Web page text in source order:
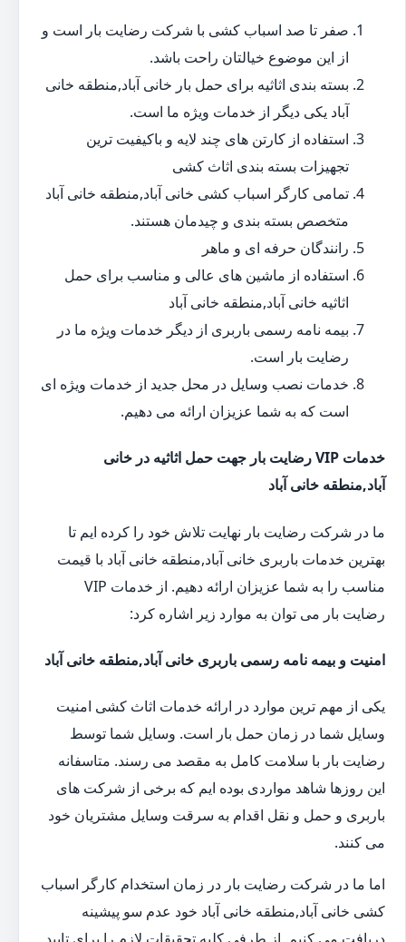
صفر تا صد اسباب کشی با شرکت رضایت بار است و
از این موضوع خیالتان راحت باشد.
بسته بندی اثاثیه برای حمل بار خانی آباد,منطقه خانی
آباد یکی دیگر از خدمات ویژه ما است.
استفاده از کارتن های چند لایه و باکیفیت ترین
تجهیزات بسته بندی اثاث کشی
تمامی کارگر اسباب کشی خانی آباد,منطقه خانی آباد
متخصص بسته بندی و چیدمان هستند.
رانندگان حرفه ای و ماهر
استفاده از ماشین های عالی و مناسب برای حمل
اثاثیه خانی آباد,منطقه خانی آباد
بیمه نامه رسمی باربری از دیگر خدمات ویژه ما در
رضایت بار است.
خدمات نصب وسایل در محل جدید از خدمات ویژه ای
است که به شما عزیزان ارائه می دهیم.
خدمات VIP رضایت بار جهت حمل اثاثیه در خانی
آباد,منطقه خانی آباد
ما در شرکت رضایت بار نهایت تلاش خود را کرده ایم تا
بهترین خدمات باربری خانی آباد,منطقه خانی آباد با قیمت
مناسب را به شما عزیزان ارائه دهیم. از خدمات VIP
رضایت بار می توان به موارد زیر اشاره کرد:
امنیت و بیمه نامه رسمی باربری خانی آباد,منطقه خانی آباد
یکی از مهم ترین موارد در ارائه خدمات اثاث کشی امنیت
وسایل شما در زمان حمل بار است. وسایل شما توسط
رضایت بار با سلامت کامل به مقصد می رسند. متاسفانه
این روزها شاهد مواردی بوده ایم که برخی از شرکت های
باربری و حمل و نقل اقدام به سرقت وسایل مشتریان خود
می کنند.
اما ما در شرکت رضایت بار در زمان استخدام کارگر اسباب
کشی خانی آباد,منطقه خانی آباد خود عدم سو پیشینه